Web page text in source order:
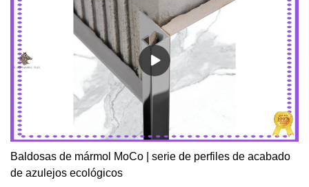
Baldosas de mármol MoCo | serie de perfiles de acabado
de azulejos ecológicos